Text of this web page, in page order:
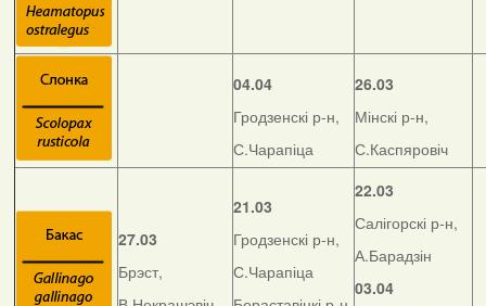
04.04
Гродзенскі р-н,
С.Чарапіца
26.03
Мінскі р-н,
С.Каспяровіч
27.03
Брэст,
21.03
Гродзенскі р-н,
С.Чарапіца
22.03
Салігорскі р-н,
А.Барадзін
03.04